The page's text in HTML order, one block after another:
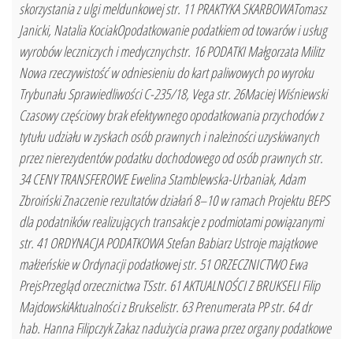
skorzystania z ulgi meldunkowej str. 11 PRAKTYKA SKARBOWATomasz
Janicki, Natalia KociakOpodatkowanie podatkiem od towarów i usług
wyrobów leczniczych i medycznychstr. 16 PODATKI Małgorzata Militz
Nowa rzeczywistość w odniesieniu do kart paliwowych po wyroku
Trybunału Sprawiedliwości C-235/18, Vega str. 26Maciej Wiśniewski
Czasowy częściowy brak efektywnego opodatkowania przychodów z
tytułu udziału w zyskach osób prawnych i należności uzyskiwanych
przez nierezydentów podatku dochodowego od osób prawnych str.
34 CENY TRANSFEROWE Ewelina Stamblewska-Urbaniak, Adam
Zbroiński Znaczenie rezultatów działań 8–10 w ramach Projektu BEPS
dla podatników realizujących transakcje z podmiotami powiązanymi
str. 41 ORDYNACJA PODATKOWA Stefan Babiarz Ustroje majątkowe
małżeńskie w Ordynacji podatkowej str. 51 ORZECZNICTWO Ewa
PrejsPrzegląd orzecznictwa TSstr. 61 AKTUALNOŚCI Z BRUKSELI Filip
MajdowskiAktualności z Brukselistr. 63 Prenumerata PP str. 64 dr
hab. Hanna Filipczyk Zakaz nadużycia prawa przez organy podatkowe